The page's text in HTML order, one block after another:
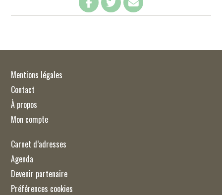
Mentions légales
Contact
À propos
Mon compte
Carnet d’adresses
Agenda
Devenir partenaire
Préférences cookies